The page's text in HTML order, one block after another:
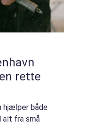
rette
hjælper både
alt fra små